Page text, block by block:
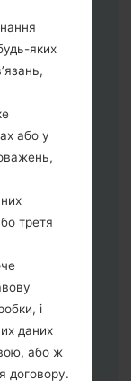
як це
клавіші:
та Bixbi.
клавіші:
до ПК
клавіші:
та
клавіші:
до ПК,
Ваш
яких
або у
третя
і
даних
або ж
договору.